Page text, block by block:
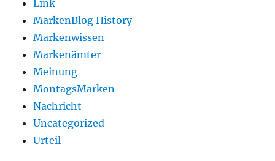
Link
MarkenBlog History
Markenwissen
Markenämter
Meinung
MontagsMarken
Nachricht
Uncategorized
Urteil